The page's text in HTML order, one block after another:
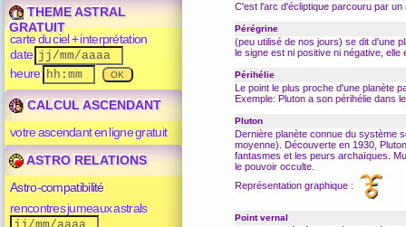
THEME ASTRAL
GRATUIT
carte du ciel + interprétation
date
heure
CALCUL ASCENDANT
votre ascendant en ligne gratuit
ASTRO RELATIONS
Astro-compatibilité
rencontres jumeaux astrals
C'est l'arc d'écliptique parcouru par un
Pérégrine
(peu utilisé de nos jours) se dit d'une
le signe est ni positive ni négative, elle
Périhélie
Le point le plus proche d'une planète
Exemple: Pluton a son périhélie dans
Pluton
Dernière planète connue du système
moyenne). Découverte en 1930,
fantasmes et les peurs archaïques.
le pouvoir occulte.
Représentation graphique :
Point vernal